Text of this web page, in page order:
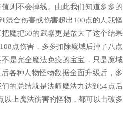
则不会掉线。由此我们知道多多的
混合伤害或伤害超出100点的人我怪
魔把60的武器更是放大了这个结果
点伤害，多多扣除魔域后掉了八点
是完全魔法免疫的宝宝，只是魔域
各种人物怪物数据全面升级后，多
的总结就是法师魔法力达到54点后
以上魔法伤害的怪物，都可以击破多